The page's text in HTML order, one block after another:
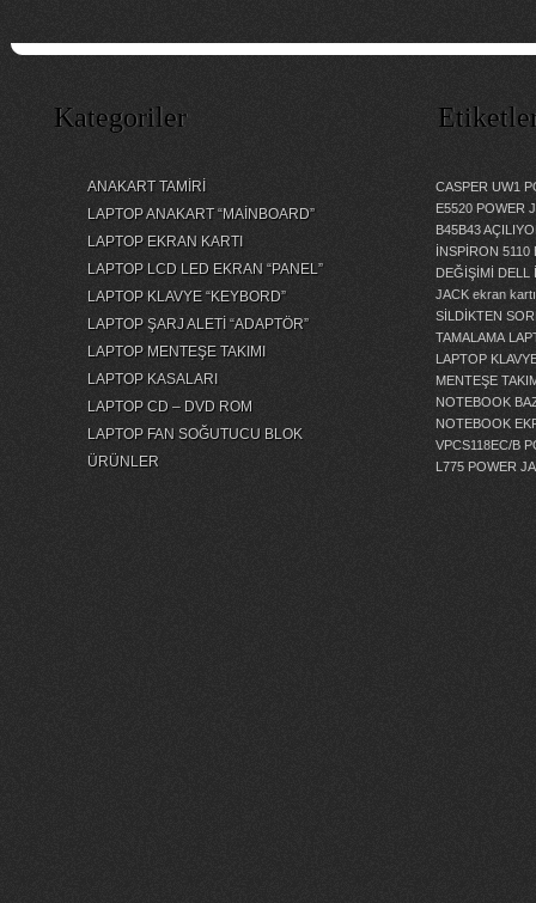
Kategoriler
ANAKART TAMİRİ
LAPTOP ANAKART “MAİNBOARD”
LAPTOP EKRAN KARTI
LAPTOP LCD LED EKRAN “PANEL”
LAPTOP KLAVYE “KEYBORD”
LAPTOP ŞARJ ALETİ “ADAPTÖR”
LAPTOP MENTEŞE TAKIMI
LAPTOP KASALARI
LAPTOP CD – DVD ROM
LAPTOP FAN SOĞUTUCU BLOK
ÜRÜNLER
CASPER UW1
E5520 POWER
B45B43
İNSPİRON
DEĞİŞİMİ
DELL
JACK ekran
SİLDİKTEN
TAMALAMA
LAPTOP
MENTEŞE
NOTEBOOK
NOTEBOOK
VPCS118EC/B
L775 POWER